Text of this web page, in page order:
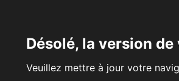
Désolé, la version
Veuillez mettre à jour votre